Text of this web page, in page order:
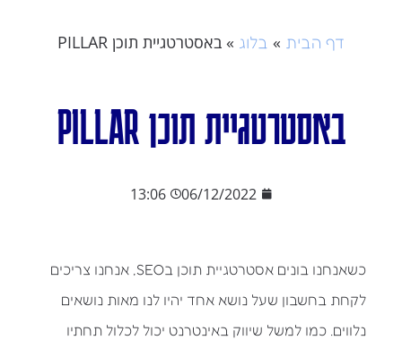
דף הבית » בלוג » באסטרטגיית תוכן PILLAR
באסטרטגיית תוכן PILLAR
06/12/2022
13:06
כשאנחנו בונים אסטרטגיית תוכן בSEO, אנחנו צריכים
לקחת בחשבון שעל נושא אחד יהיו לנו מאות נושאים
נלווים. כמו למשל שיווק באינטרנט יכול לכלול תחתיו